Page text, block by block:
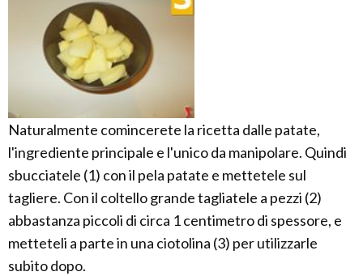
Naturalmente comincerete la ricetta dalle patate,
l'ingrediente principale e l'unico da manipolare. Quindi
sbucciatele (1) con il pela patate e mettetele sul
tagliere. Con il coltello grande tagliatele a pezzi (2)
abbastanza piccoli di circa 1 centimetro di spessore, e
metteteli a parte in una ciotolina (3) per utilizzarle
subito dopo.